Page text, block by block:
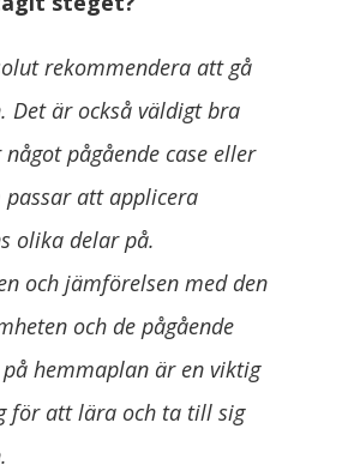
rekommendera att gå
Det är också väldigt bra
pågående case eller
passar att applicera
olika delar på.
och jämförelsen med den
och de pågående
hemmaplan är en viktig
för att lära och ta till sig